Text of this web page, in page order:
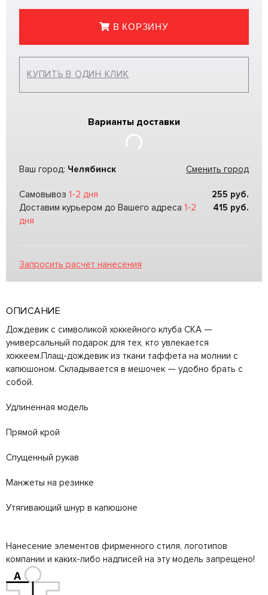
В КОРЗИНУ
КУПИТЬ В ОДИН КЛИК
Варианты доставки
Ваш город: Челябинск Сменить город
Самовывоз 1-2 дня 255 руб.
Доставим курьером до Вашего адреса 1-2
дня
415 руб.
Запросить расчет нанесения
ОПИСАНИЕ
Дождевик с символикой хоккейного клуба СКА —
универсальный подарок для тех, кто увлекается
хоккеем.Плащ-дождевик из ткани таффета на молнии с
капюшоном. Складывается в мешочек — удобно брать с
собой.
Удлиненная модель
Прямой крой
Спущенный рукав
Манжеты на резинке
Утягивающий шнур в капюшоне
Нанесение элементов фирменного стиля, логотипов
компании и каких-либо надписей на эту модель запрещено!